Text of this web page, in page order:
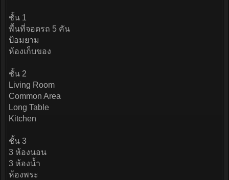
ชั้น 1
พื้นที่จอดรถ 5 คัน
ป้อมยาม
ห้องเก็บของ
ชั้น 2
Living Room
Common Area
Long Table
Kitchen
ชั้น 3
3 ห้องนอน
3 ห้องน้ำ
ห้องพระ